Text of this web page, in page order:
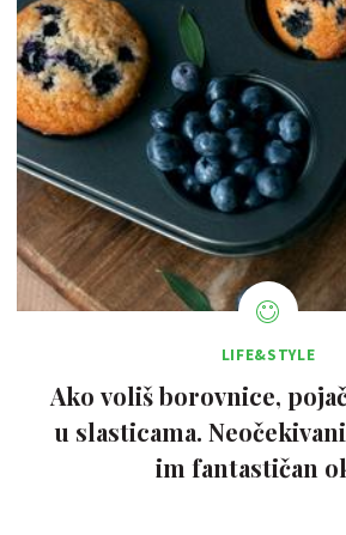
LIFE&STYLE
Ako voliš borovnice,
u slasticama.
im fantastičan